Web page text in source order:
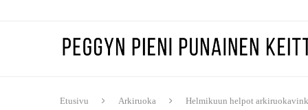
Etusivu Arkiruoka Helmikuun helpot